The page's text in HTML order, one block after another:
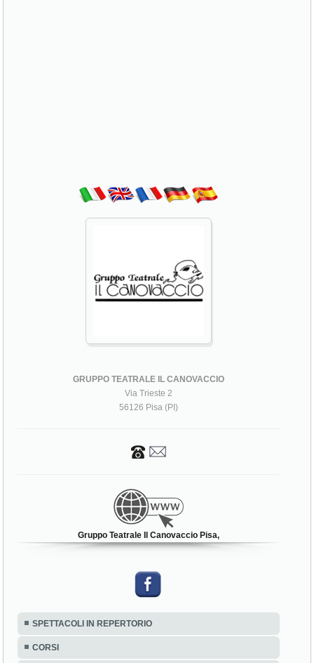
GRUPPO TEATRALE IL CANOVACCIO
Via Trieste 2
56126 Pisa (PI)
Gruppo Teatrale Il Canovaccio Pisa,
SPETTACOLI IN REPERTORIO
CORSI